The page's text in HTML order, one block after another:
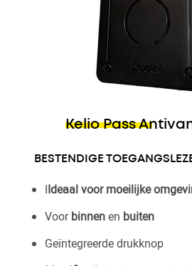
Kelio Pass
BESTENDIGE
IIdeaal voor moeilijke
Voorbinnenen buiten
Geïntegreerde drukknop